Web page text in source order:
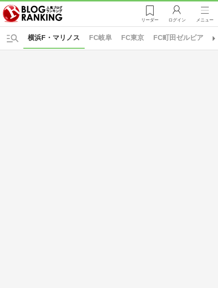
リーダー ログイン メニュー
FC岐阜 FC東京 FC町田ゼルビア
横浜F・マリノス